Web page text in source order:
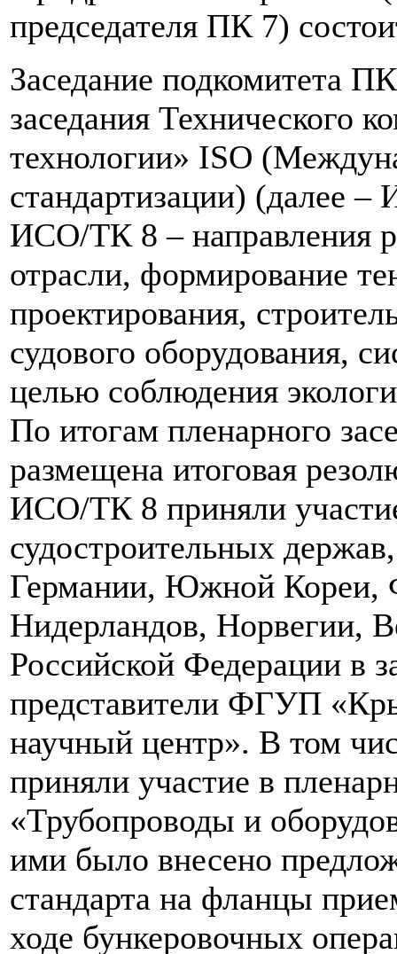
председателя ПК 7)
Заседание подкомитета
заседания Технического
технологии» ISO
стандартизации) (далее
ИСО/ТК 8 – направления
отрасли, формирование
проектирования,
судового оборудования,
целью соблюдения
По итогам пленарного
размещена итоговая
ИСО/ТК 8 приняли
судостроительных
Германии, Южной Кореи,
Нидерландов, Норвегии,
Российской Федерации в
представители ФГУП
научный центр». В том
приняли участие в
«Трубопроводы и
ими было внесено
стандарта на фланцы
ходе бункеровочных